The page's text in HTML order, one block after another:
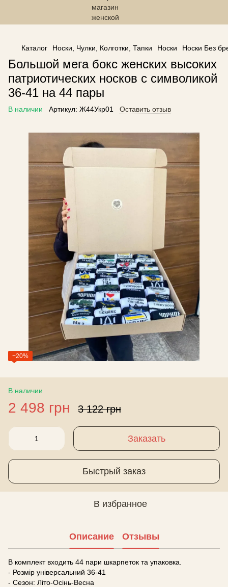
------------------------------------------------
Каталог Носки, Чулки, Колготки, Тапки Носки Носки Без
Большой мега бокс женских высоких
патриотических носков с символикой
36-41 на 44 пары
В наличии Артикул: Ж44Укр01 Оставить отзыв
−20%
В наличии
2 498 грн 3 122 грн
Заказать
Быстрый заказ
В избранное
Описание Отзывы
В комплект входить 44 пари шкарпеток та упаковка.
- Розмір універсальний 36-41
- Сезон: Літо-Осінь-Весна